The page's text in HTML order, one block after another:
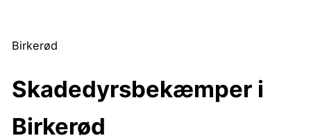
Birkerød
Skadedyrsbekæmper i
Birkerød